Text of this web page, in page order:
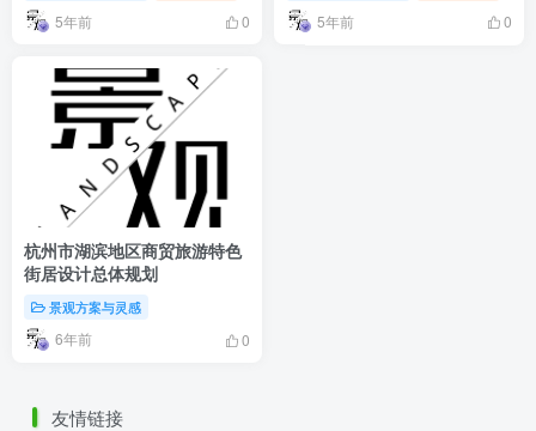
5年前 0 5年前 0
杭州市湖滨地区商贸旅游特色
街居设计总体规划
景观方案与灵感
6年前 0
友情链接